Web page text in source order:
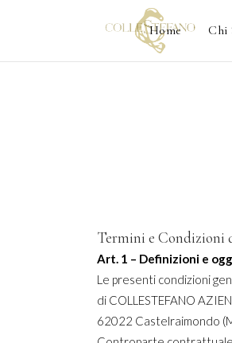
Home Chi
Termini e Condizioni
Art. 1 – Definizioni e
Le presenti condizioni
di COLLESTEFANO
62022 Castelraimondo